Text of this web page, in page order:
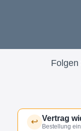
Folgen
↩ Vertrag
Bestellung